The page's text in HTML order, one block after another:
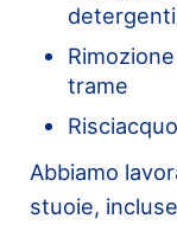
trame
Abbiamo
stuoie,